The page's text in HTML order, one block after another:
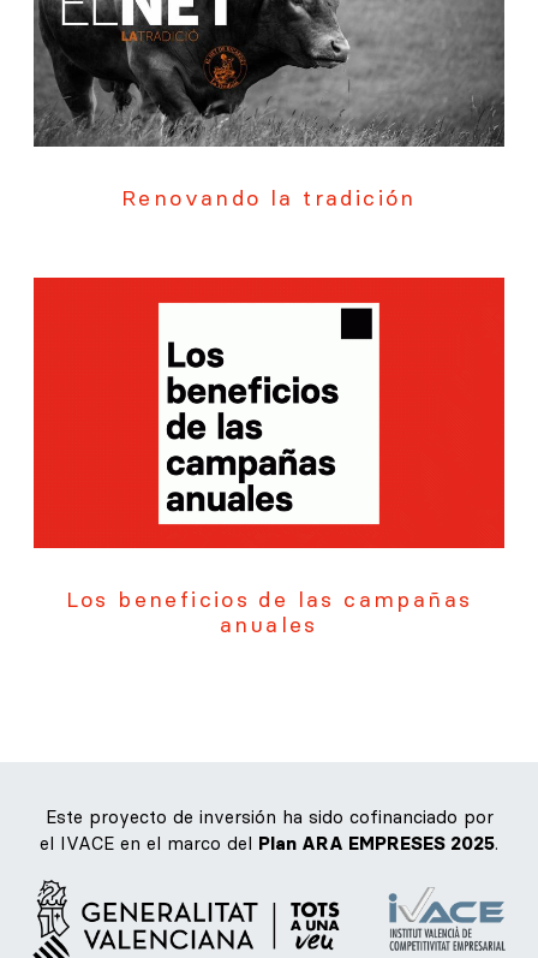
Renovando la tradición
Los beneficios de las campañas
anuales
Este proyecto de inversión ha sido cofinanciado por
el IVACE en el marco del Plan ARA EMPRESES 2025.